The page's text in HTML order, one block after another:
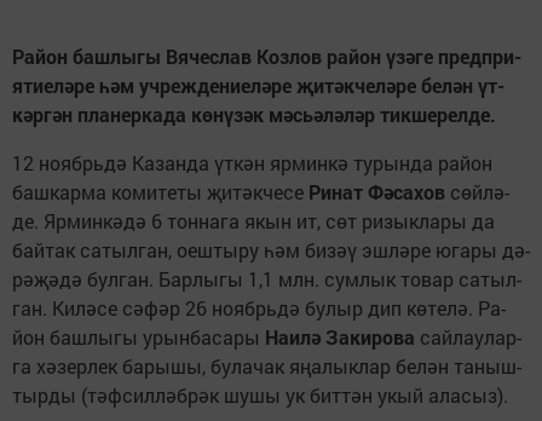
Ра­йон баш­лы­гы Вя­чес­лав Коз­лов ра­йон үзә­ге предп­ри­
я­ти­е­лә­ре һәм уч­реж­де­ни­е­лә­реҗи­тәк­чел­ә­ре бе­лән үт­
кәр­гән пла­нер­ка­да кө­нү­зәк мәсь­ә­лә­лә­р тик­ше­рел­де.
12 но­ябрь­дә Каз­ан­да үт­кән яр­мин­кә ту­рын­да ра­йон
баш­кар­ма ко­ми­те­ты җи­тәк­че­се Ри­нат Фә­са­хов сөй­лә­
де. Яр­мин­кә­дә 6 тон­на­га якын ит, сөт ри­зыкл­а­ры да
бай­так са­тыл­ган, оеш­ты­ру һәм би­зәү эш­лә­ре юга­ры дә­
рә­җә­дә бул­ган. Бар­лы­гы 1,1 млн. сум­лык то­вар са­тыл­
ган. Ки­лә­се сә­фәр 26 но­ябрь­дә бу­лыр дип кө­те­лә. Ра­
йон баш­лы­гы урын­ба­са­ры На­и­лә За­ки­ро­ва сай­лау­лар­
га хә­зер­лек ба­ры­шы, бу­ла­чак яңа­лык­лар бе­лән та­ныш­
ты­рды (тәф­сил­ләб­рәк шу­шы ук бит­тән укый ала­сыз).